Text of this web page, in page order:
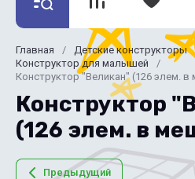
Главная / Детские конструкторы
Конструктор для малышей
/
Конструктор "Великан" (126 элем. в
Конструктор
(126 элем. в
Предыдущий